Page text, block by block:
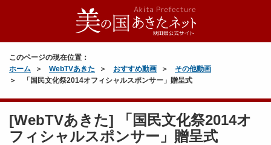
このページの現在位置：
ホーム
WebTVあきた おすすめ動画
その他動画
「国民文化祭2014オフィシャルスポンサー」贈呈式
[WebTVあきた] 「国民文化祭2014オ
フィシャルスポンサー」贈呈式